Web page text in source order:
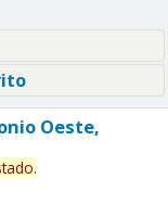
Oeste,
.